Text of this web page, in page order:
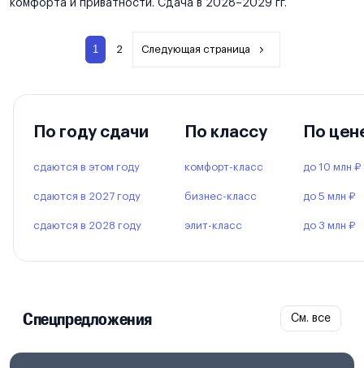
комфорта и приватности. Сдача в 2028–2029 гг.
1 2 Следующая страница
По году сдачи
сдаются в этом году
сдаются в 2027 году
сдаются в 2028 году
По классу
комфорт-класс
бизнес-класс
элит-класс
По
до 10 млн ₽
до 5 млн ₽
до 3 млн ₽
Спецпредложения См. все